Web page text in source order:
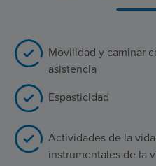
Movilidad y caminar
asistencia
Espasticidad
Actividades de la
instrumentales de la